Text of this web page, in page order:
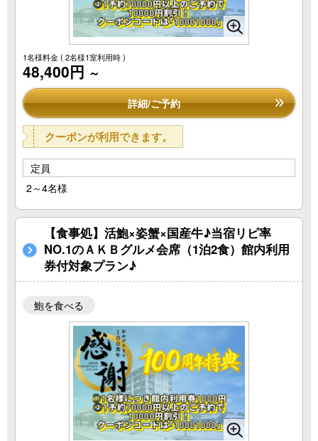
1名様料金( 2名様1室利用時 )
48,400円 ～
詳細/ご予約
クーポンが利用できます。
定員
2～4名様
【食事処】活鮑×姿蟹×国産牛♪当宿リピ率
NO.1のＡＫＢグルメ会席（1泊2食）館内利用
券付対象プラン♪
鮑を食べる